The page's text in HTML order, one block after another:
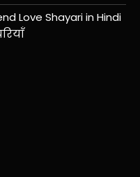
Love Shayari in Hindi